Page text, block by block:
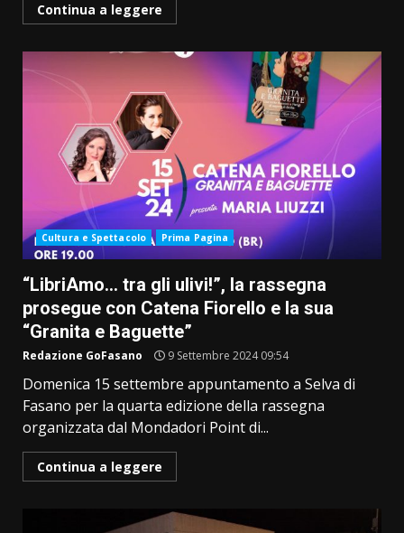
Continua a leggere
Cultura e Spettacolo Prima Pagina
“LibriAmo… tra gli ulivi!”, la rassegna
prosegue con Catena Fiorello e la sua
“Granita e Baguette”
Redazione GoFasano 9 Settembre 2024 09:54
Domenica 15 settembre appuntamento a Selva di
Fasano per la quarta edizione della rassegna
organizzata dal Mondadori Point di...
Continua a leggere